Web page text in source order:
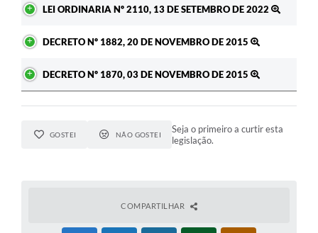
LEI ORDINARIA Nº 2110, 13 DE SETEMBRO DE 2022
DECRETO Nº 1882, 20 DE NOVEMBRO DE 2015
DECRETO Nº 1870, 03 DE NOVEMBRO DE 2015
GOSTEI NÃO GOSTEI
Seja o primeiro a curtir esta
legislação.
COMPARTILHAR